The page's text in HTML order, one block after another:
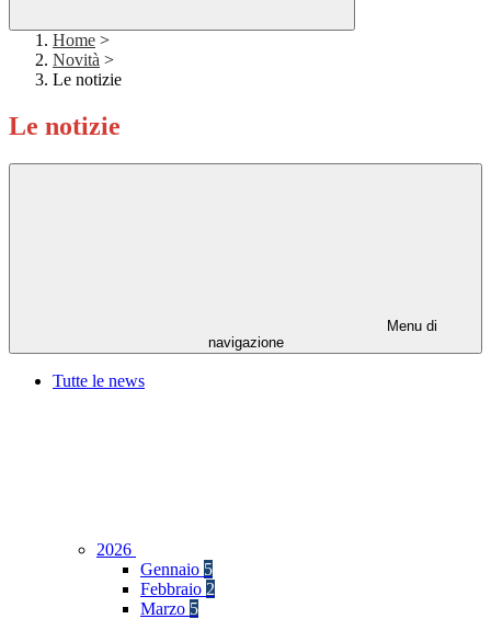
Home >
Novità >
Le notizie
Le notizie
Menu di
navigazione
Tutte le news
2026
Gennaio 5
Febbraio 2
Marzo 5